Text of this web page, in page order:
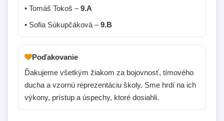
• Tomáš Tokoš –9.A
• Sofia Súkupčáková –9.B
Poďakovanie
Ďakujeme všetkým žiakom za bojovnosť, tímového
ducha a vzornú reprezentáciu školy. Sme hrdí na ich
výkony, prístup a úspechy, ktoré dosiahli.